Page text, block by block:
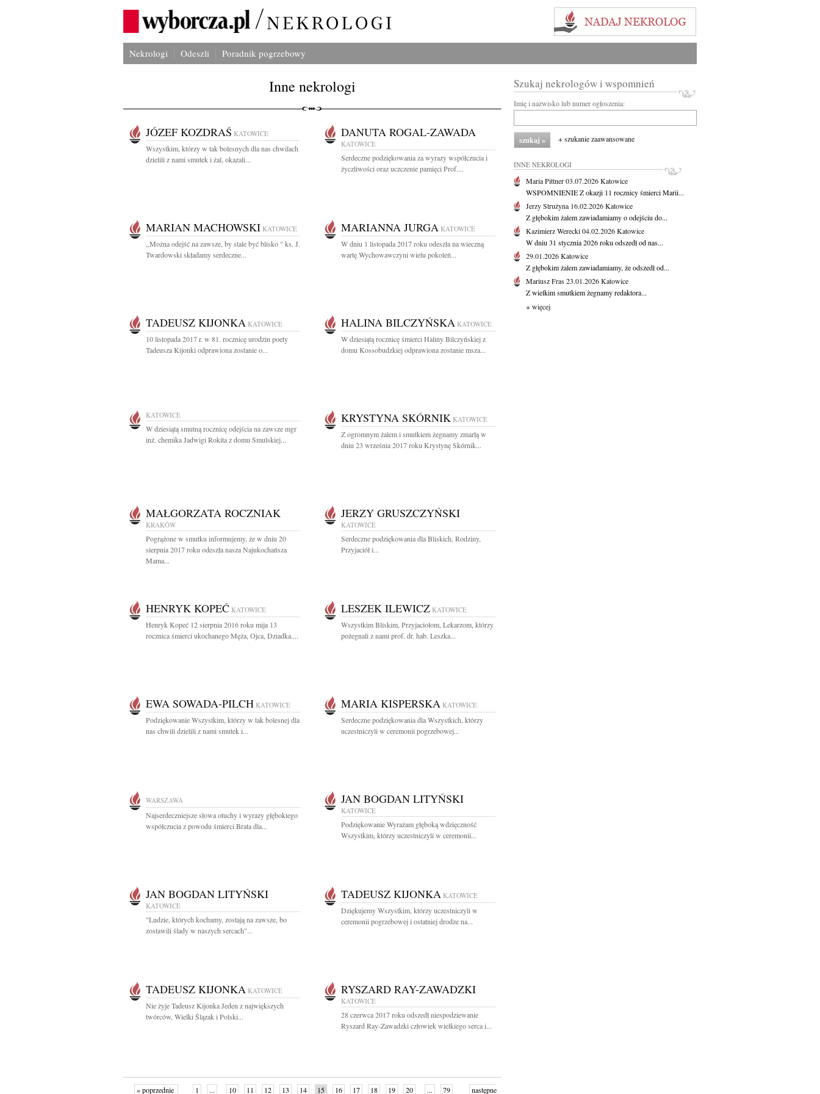
Nekrologi Odeszli Poradnik pogrzebowy
Inne nekrologi
JÓZEF KOZDRAŚ KATOWICE
Wszystkim, którzy w tak bolesnych dla nas chwilach
dzielili z nami smutek i żal, okazali...
DANUTA ROGAL-ZAWADA
KATOWICE
Serdeczne podziękowania za wyrazy współczucia i
życzliwości oraz uczczenie pamięci Prof....
MARIAN MACHOWSKI KATOWICE
,,Można odejść na zawsze, by stale być blisko " ks. J.
Twardowski składamy serdeczne...
MARIANNA JURGA KATOWICE
W dniu 1 listopada 2017 roku odeszła na wieczną
wartę Wychowawczyni wielu pokoleń...
TADEUSZ KIJONKA KATOWICE
10 listopada 2017 r. w 81. rocznicę urodzin poety
Tadeusza Kijonki odprawiona zostanie o...
HALINA BILCZYŃSKA KATOWICE
W dziesiątą rocznicę śmierci Haliny Bilczyńskiej z
domu Kossobudzkiej odprawiona zostanie msza...
KATOWICE
W dziesiątą smutną rocznicę odejścia na zawsze mgr
inż. chemika Jadwigi Rokita z domu Smulskiej...
KRYSTYNA SKÓRNIK KATOWICE
Z ogromnym żalem i smutkiem żegnamy zmarłą w
dniu 23 września 2017 roku Krystynę Skórnik...
MAŁGORZATA ROCZNIAK
KRAKÓW
Pogrążone w smutku informujemy, że w dniu 20
sierpnia 2017 roku odeszła nasza Najukochańsza
Mama...
JERZY GRUSZCZYŃSKI
KATOWICE
Serdeczne podziękowania dla Bliskich, Rodziny,
Przyjaciół i...
HENRYK KOPEĆ KATOWICE
Henryk Kopeć 12 sierpnia 2016 roku mija 13
rocznica śmierci ukochanego Męża, Ojca, Dziadka....
LESZEK ILEWICZ KATOWICE
Wszystkim Bliskim, Przyjaciołom, Lekarzom, którzy
pożegnali z nami prof. dr. hab. Leszka...
EWA SOWADA-PILCH KATOWICE
Podziękowanie Wszystkim, którzy w tak bolesnej dla
nas chwili dzielili z nami smutek i...
MARIA KISPERSKA KATOWICE
Serdeczne podziękowania dla Wszystkich, którzy
uczestniczyli w ceremonii pogrzebowej...
WARSZAWA
Najserdeczniejsze słowa otuchy i wyrazy głębokiego
współczucia z powodu śmierci Brata dla...
JAN BOGDAN LITYŃSKI
KATOWICE
Podziękowanie Wyrażam głęboką wdzięczność
Wszystkim, którzy uczestniczyli w ceremonii...
JAN BOGDAN LITYŃSKI
KATOWICE
"Ludzie, których kochamy, zostają na zawsze, bo
zostawili ślady w naszych sercach"...
TADEUSZ KIJONKA KATOWICE
Dziękujemy Wszystkim, którzy uczestniczyli w
ceremonii pogrzebowej i ostatniej drodze na...
TADEUSZ KIJONKA KATOWICE
Nie żyje Tadeusz Kijonka Jeden z największych
twórców, Wielki Ślązak i Polski...
RYSZARD RAY-ZAWADZKI
KATOWICE
28 czerwca 2017 roku odszedł niespodziewanie
Ryszard Ray-Zawadzki człowiek wielkiego serca i...
« poprzednie 1 ... 10 11 12 13 14 15 16 17 18 19 20 ... 79 następne
Szukaj nekrologów i wspomnień
Imię i nazwisko lub numer ogłoszenia:
+ szukanie zaawansowane
INNE NEKROLOGI
Maria Pittner03.07.2026Katowice
WSPOMNIENIE Z okazji 11 rocznicy śmierci Marii...
Jerzy Strużyna 16.02.2026Katowice
Z głębokim żalem zawiadamiamy o odejściu do...
Kazimierz Werecki04.02.2026Katowice
W dniu 31 stycznia 2026 roku odszedł od nas...
29.01.2026Katowice
Z głębokim żalem zawiadamiamy, że odszedł od...
Mariusz Fras23.01.2026Katowice
Z wielkim smutkiem żegnamy redaktora...
+ więcej